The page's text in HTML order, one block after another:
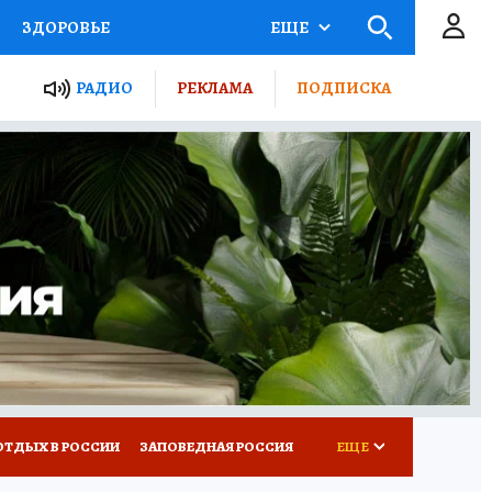
ЗДОРОВЬЕ
ПРОЕКТЫ РОССИИ
ПУТЕВОДИТЕЛЬ
ТУРИЗМ
ПОТРЕБИТЕЛЯ ВСЕ О КП
ЕЩЕ
РАДИО РЕКЛАМА ПОДПИСКА
В РОССИИ ЗАПОВЕДНАЯ РОССИЯ ЕЩЕ